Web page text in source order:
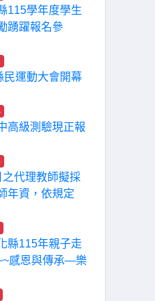
115學年度學生
踴躍報名參
民運動大會開幕
高級測驗現正報
代理教師擬採
年資，依規定
縣115年親子走
感恩與傳承—樂